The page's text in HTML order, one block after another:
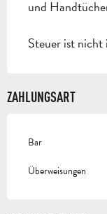
und
Steuer ist nicht
ZAHLUNGSART
Bar
Überweisungen